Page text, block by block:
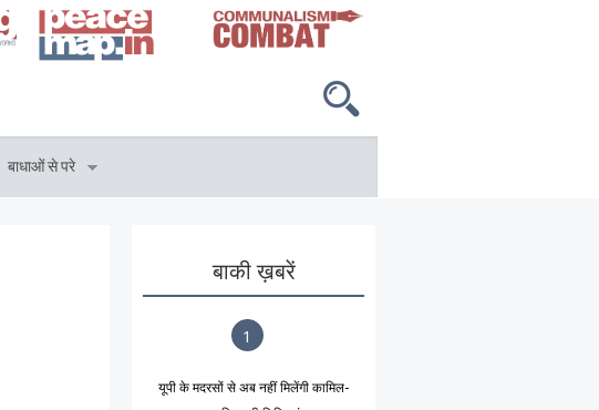
बाधाओं से परे
बाकी ख़बरें
1
यूपी के मदरसों से अब नहीं मिलेंगी कामिल-